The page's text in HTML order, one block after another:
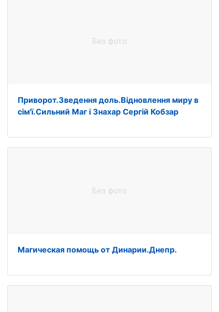
Без фото
Приворот.Зведення доль.Відновлення миру в
сім'ї.Сильний Маг і Знахар Сергій Кобзар
Без фото
Магическая помощь от Динарии.Днепр.